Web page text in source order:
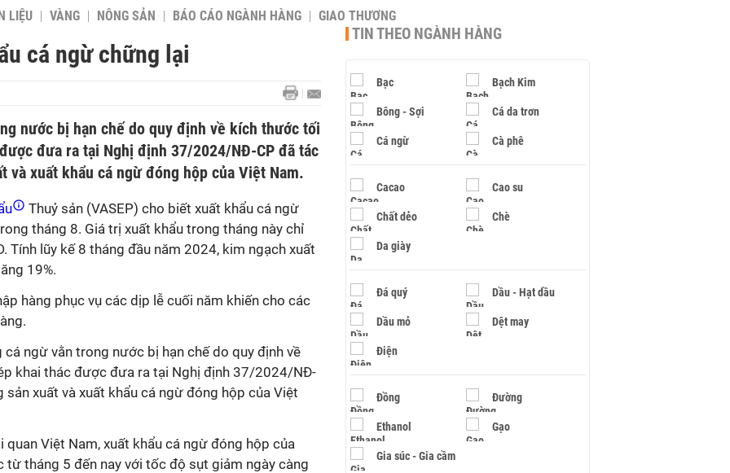
LIỆU VÀNG NÔNG SẢN BÁO CÁO NGÀNH HÀNG GIAO THƯƠNG
cá ngừ chững lại
nước bị hạn chế do quy định về kích thước tối
đưa ra tại Nghị định 37/2024/NĐ-CP đã tác
và xuất khẩu cá ngừ đóng hộp của Việt Nam.
Thuỷ sản (VASEP) cho biết xuất khẩu cá ngừ
tháng 8. Giá trị xuất khẩu trong tháng này chỉ
Tính lũy kế 8 tháng đầu năm 2024, kim ngạch xuất
19%.
hàng phục vụ các dịp lễ cuối năm khiến cho các
cá ngừ vằn trong nước bị hạn chế do quy định về
khai thác được đưa ra tại Nghị định 37/2024/NĐ-
xuất và xuất khẩu cá ngừ đóng hộp của Việt
quan Việt Nam, xuất khẩu cá ngừ đóng hộp của
từ tháng 5 đến nay với tốc độ sụt giảm ngày càng
TIN THEO NGÀNH HÀNG
Bạc Bạch Kim
Bông - Sợi Cá da trơn
Cá ngừ Cà phê
Cacao Cao su
Chất dẻo Chè
Da giày
Đá quý Dầu - Hạt dầu
Dầu mỏ Dệt may
Điện
Đồng Đường
Ethanol Gạo
Gia súc - Gia cầm